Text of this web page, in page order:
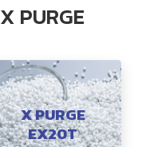
X PURGE
X PURGE
EX20T